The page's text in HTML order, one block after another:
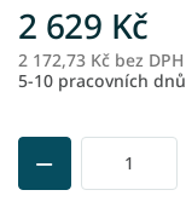
2 629 Kč
2 172,73 Kč bez DPH
5-10 pracovních dnů